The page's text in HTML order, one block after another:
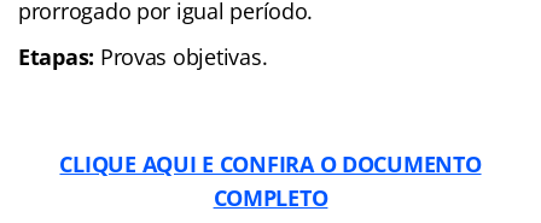
prorrogado por igual período.
Etapas: Provas objetivas.
CLIQUE AQUI E CONFIRA O DOCUMENTO
COMPLETO